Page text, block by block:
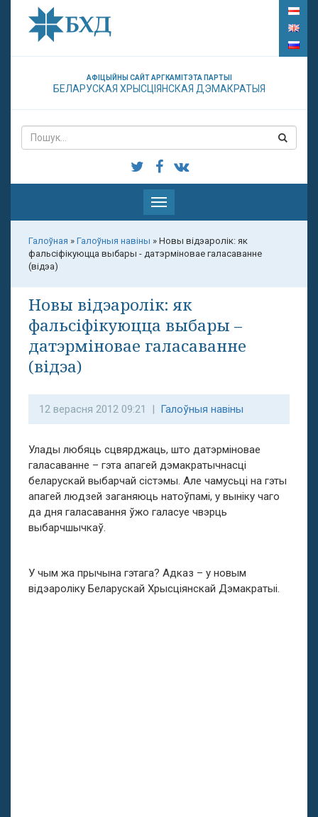
АФІЦЫЙНЫ САЙТ АРГКАМІТЭТА ПАРТЫІ
БЕЛАРУСКАЯ ХРЫСЦІЯНСКАЯ ДЭМАКРАТЫЯ
Паказаць
меню
Галоўная » Галоўныя навіны » Новы відэаролік: як
фальсіфікуюцца выбары - датэрміновае галасаванне
(відэа)
Новы відэаролік: як
фальсіфікуюцца выбары –
датэрміновае галасаванне
(відэа)
12 верасня 2012 09:21 | Галоўныя навіны
Улады любяць сцвярджаць, што датэрміновае
галасаванне – гэта апагей дэмакратычнасці
беларускай выбарчай сістэмы. Але чамусьці на гэты
апагей людзей заганяюць натоўпамі, у выніку чаго
да дня галасавання ўжо галасуе чвэрць
выбарчшычкаў.
У чым жа прычына гэтага? Адказ – у новым
відэароліку Беларускай Хрысціянскай Дэмакратыі.